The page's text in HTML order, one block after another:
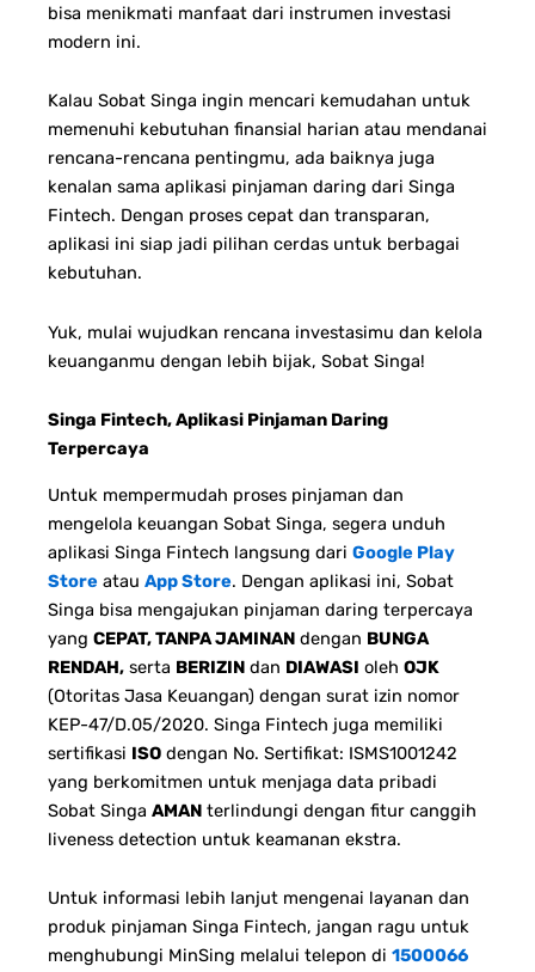
bisa menikmati manfaat dari instrumen investasi
modern ini.
Kalau Sobat Singa ingin mencari kemudahan untuk
memenuhi kebutuhan finansial harian atau mendanai
rencana-rencana pentingmu, ada baiknya juga
kenalan sama aplikasi pinjaman daring dari Singa
Fintech. Dengan proses cepat dan transparan,
aplikasi ini siap jadi pilihan cerdas untuk berbagai
kebutuhan.
Yuk, mulai wujudkan rencana investasimu dan kelola
keuanganmu dengan lebih bijak, Sobat Singa!
Singa Fintech, Aplikasi Pinjaman Daring
Terpercaya
Untuk mempermudah proses pinjaman dan
mengelola keuangan Sobat Singa, segera unduh
aplikasi Singa Fintech langsung dari Google Play
Store atau App Store. Dengan aplikasi ini, Sobat
Singa bisa mengajukan pinjaman daring terpercaya
yang CEPAT, TANPA JAMINAN dengan BUNGA
RENDAH, serta BERIZIN dan DIAWASI oleh OJK
(Otoritas Jasa Keuangan) dengan surat izin nomor
KEP-47/D.05/2020. Singa Fintech juga memiliki
sertifikasi ISO dengan No. Sertifikat: ISMS1001242
yang berkomitmen untuk menjaga data pribadi
Sobat Singa AMAN terlindungi dengan fitur canggih
liveness detection untuk keamanan ekstra.
Untuk informasi lebih lanjut mengenai layanan dan
produk pinjaman Singa Fintech, jangan ragu untuk
menghubungi MinSing melalui telepon di 1500066